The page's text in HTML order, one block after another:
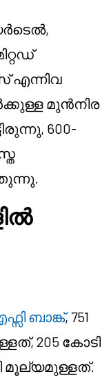
മുൻനിര
600-
ബാങ്ക്, 751
205 കോടി
മൂല്യമുള്ളത്.